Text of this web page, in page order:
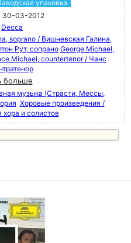
упаковка.
30-03-2012
Decca
soprano / Вишневская Галина,
Рут, сопраноGeorge Michael,
Michael, countertenor / Чанс
больше
музыка (Страсти, Мессы,
Хоровые произведения /
и солистов